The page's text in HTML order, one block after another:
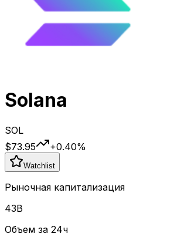
Solana
SOL
$73.95
+0.40%
Watchlist
Рыночная капитализация
43B
Объем за 24ч